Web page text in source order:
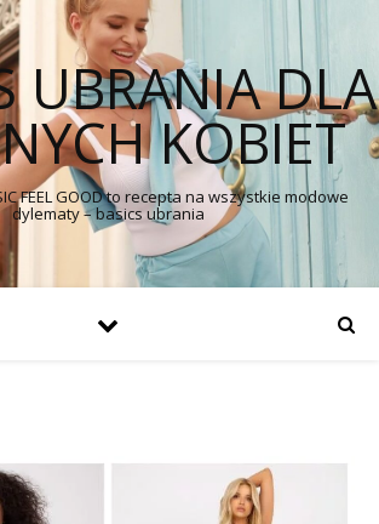
UBRANIA DLA
KOBIET
FEEL GOOD to recepta na wszystkie modowe
dylematy – basics ubrania